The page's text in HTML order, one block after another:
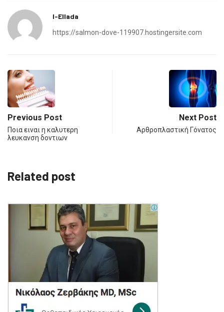
I-Ellada
https://salmon-dove-119907.hostingersite.com
Previous Post
Ποια ειναι η καλυτερη
λευκανση δοντιων
Next Post
Αρθροπλαστική Γόνατος
Related post